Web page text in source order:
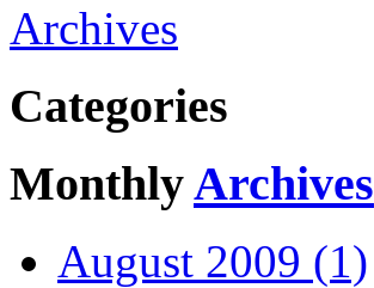
Archives
Categories
MonthlyArchives
August 2009 (1)